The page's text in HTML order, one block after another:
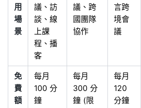
用
場
景
議、訪
談、線
上課
程、播
客
議、跨
國團隊
協作
言跨
境會
議
免
費
額
每月
100 分
鐘
每月
300 分
鐘 (限
每月
120
分鐘